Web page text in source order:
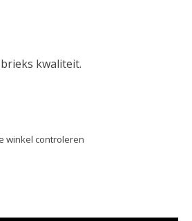
kwaliteit.
product is
winkel controleren